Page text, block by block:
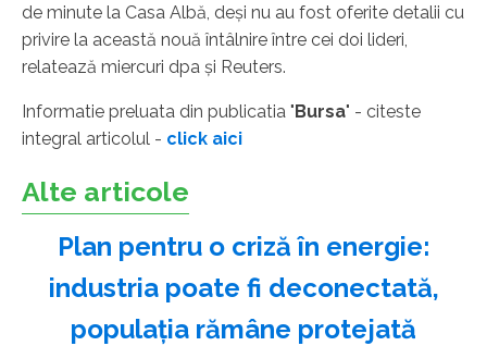
de minute la Casa Albă, deşi nu au fost oferite detalii cu
privire la această nouă întâlnire între cei doi lideri,
relatează miercuri dpa şi Reuters.
Informatie preluata din publicatia "Bursa" - citeste
integral articolul - click aici
Alte articole
Plan pentru o criză în energie:
industria poate fi deconectată,
populaţia rămâne protejată